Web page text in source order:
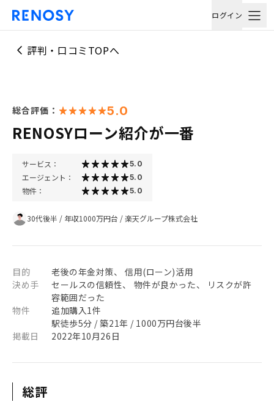
ログイン
評判・口コミTOPへ
総合評価： 5.0
RENOSYローン紹介が一番
サービス： 5.0
エージェント： 5.0
物件： 5.0
30代後半 / 年収1000万円台 /楽天グループ株式会社
目的
老後の年金対策、 信用(ローン)活用
決め手
セールスの信頼性、 物件が良かった、 リスクが許
容範囲だった
物件
追加購入1件
駅徒歩5分 / 築21年 / 1000万円台後半
掲載日
2022年10月26日
総評